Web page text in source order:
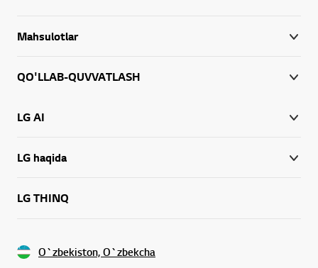
Mahsulotlar
QO'LLAB-QUVVATLASH
LG AI
LG haqida
LG THINQ
O`zbekiston, O`zbekcha